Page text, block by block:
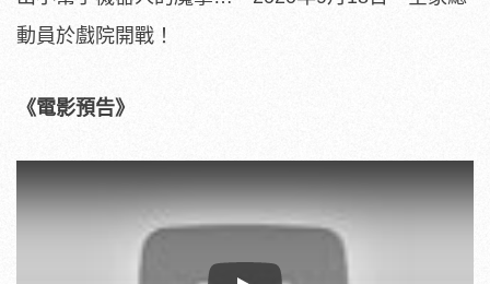
動員於戲院開戰！
《電影預告》